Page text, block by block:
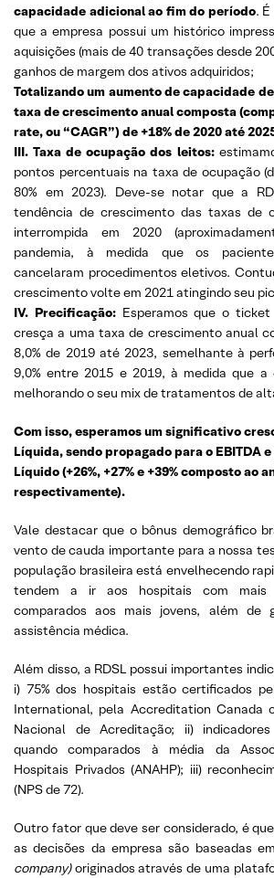
capacidade adicional ao fim do período.
que a empresa possui um histórico
aquisições (mais de 40 transações desde
ganhos de margem dos ativos adquiridos;
Totalizando um aumento de capacidade
taxa de crescimento anual composta
rate, ou “CAGR”) de +18% de 2020 até
III. Taxa de ocupação dos leitos:
pontos percentuais na taxa de ocupação
80% em 2023). Deve-se notar que a
tendência de crescimento das taxas de
interrompida em 2020
pandemia, à medida que os
cancelaram procedimentos eletivos.
crescimento volte em 2021 atingindo seu
IV. Precificação: Esperamos que o
cresça a uma taxa de crescimento anual
8,0% de 2019 até 2023, semelhante à
9,0% entre 2015 e 2019, à medida que a
melhorando o seu mix de tratamentos de
Com isso, esperamos um significativo
Líquida, sendo propagado para o EBITDA
Líquido (+26%, +27% e +39% composto ao
respectivamente).
Vale destacar que o bônus demográfico
vento de cauda importante para a nossa
população brasileira está envelhecendo
tendem a ir aos hospitais com mais
comparados aos mais jovens, além de
assistência médica.
Além disso, a RDSL possui importantes
i) 75% dos hospitais estão certificados
International, pela Accreditation Canada
Nacional de Acreditação; ii)
quando comparados à média da
Hospitais Privados (ANAHP); iii)
(NPS de 72).
Outro fator que deve ser considerado, é
as decisões da empresa são baseadas
company)originados através de uma